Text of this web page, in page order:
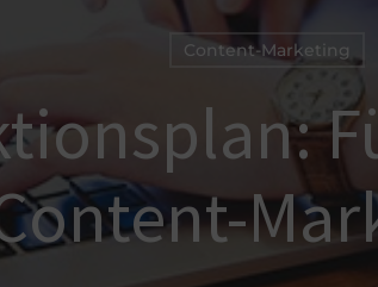
Content-Marketing